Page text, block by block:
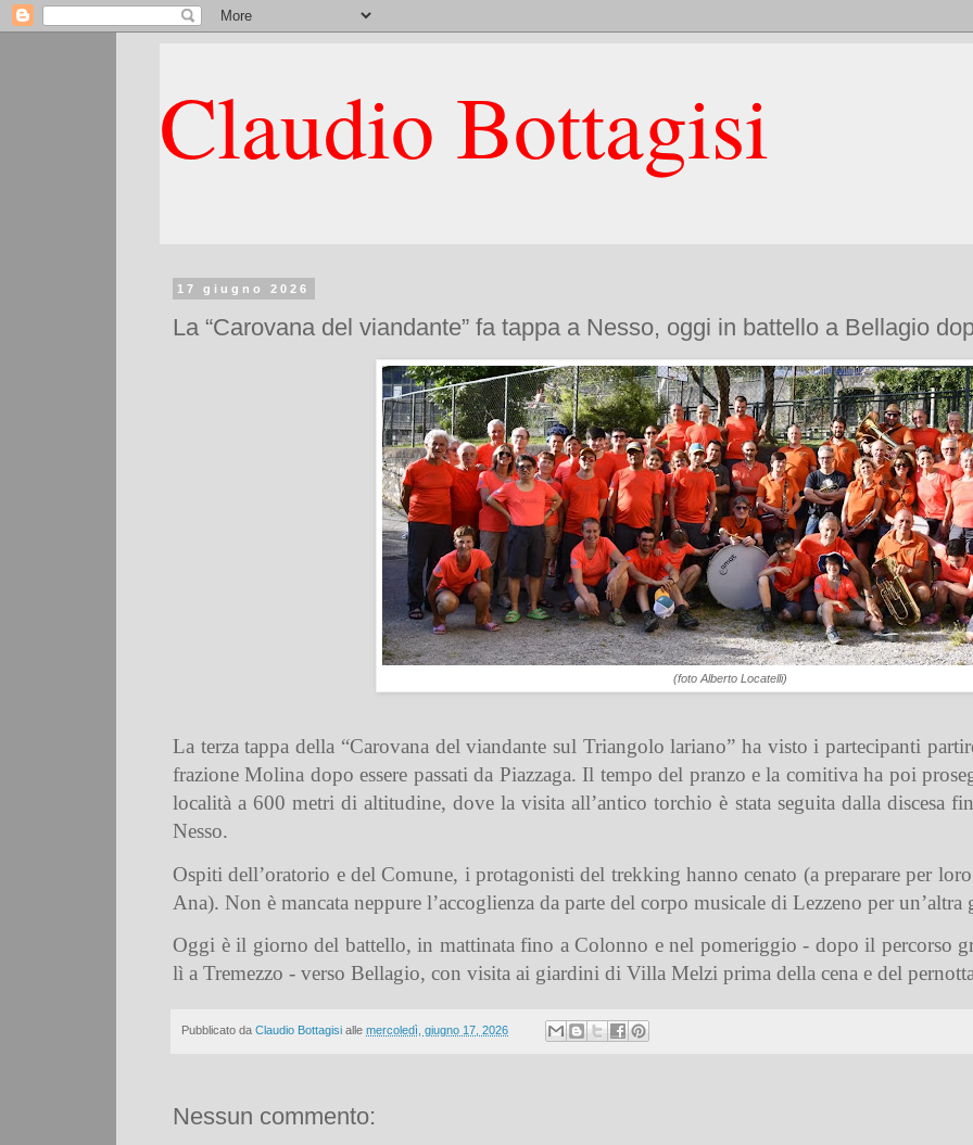
Claudio Bottagisi
17 giugno 2026
La “Carovana del viandante” fa tappa a Nesso, oggi in battello a Bellagio
(foto Alberto Locatelli)
La terza tappa della “Carovana del viandante sul Triangolo lariano” ha visto i partecipanti
frazione Molina dopo essere passati da Piazzaga. Il tempo del pranzo e la comitiva ha poi
località a 600 metri di altitudine, dove la visita all’antico torchio è stata seguita dalla discesa
Nesso.
Ospiti dell’oratorio e del Comune, i protagonisti del trekking hanno cenato (a preparare per
Ana). Non è mancata neppure l’accoglienza da parte del corpo musicale di Lezzeno per un’altra
Oggi è il giorno del battello, in mattinata fino a Colonno e nel pomeriggio - dopo il percorso
lì a Tremezzo - verso Bellagio, con visita ai giardini di Villa Melzi prima della cena e del
Pubblicato da Claudio Bottagisi alle mercoledì, giugno 17, 2026
Nessun commento: